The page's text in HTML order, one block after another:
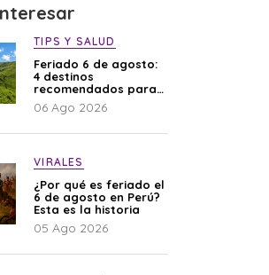
TIPS Y SALUD
Feriado 6 de agosto:
4 destinos
recomendados para
disfrutar el descanso
06 Ago 2026
VIRALES
¿Por qué es feriado el
6 de agosto en Perú?
Esta es la historia
05 Ago 2026